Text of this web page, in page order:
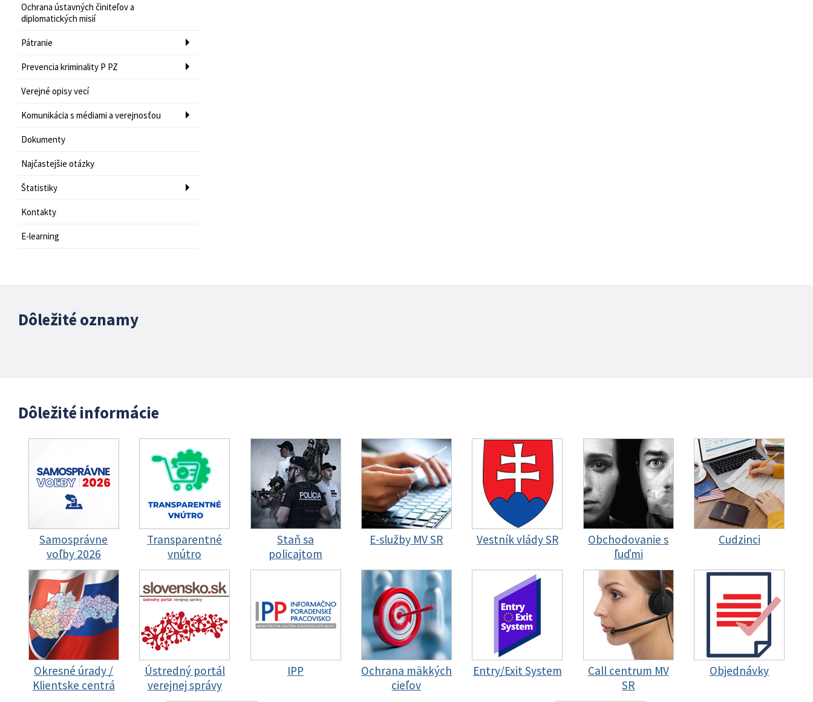
Ochrana ústavných činiteľov a
diplomatických misií
Pátranie
Prevencia kriminality P PZ
Verejné opisy vecí
Komunikácia s médiami a verejnosťou
Dokumenty
Najčastejšie otázky
Štatistiky
Kontakty
E-learning
Dôležité oznamy
Dôležité informácie
Samosprávne
voľby 2026
Transparentné
vnútro
Staň sa
policajtom
E-služby MV SR Vestník vlády SR
Obchodovanie s
ľuďmi
Cudzinci
Okresné úrady /
Klientske centrá
Ústredný portál
verejnej správy
IPP
Ochrana mäkkých
cieľov
Entry/Exit System
Call centrum MV
SR
Objednávky